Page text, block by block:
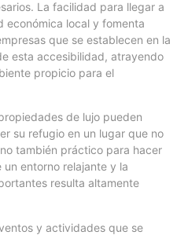
La facilidad para llegar a
económica local y fomenta
que se establecen en la
esta accesibilidad, atrayendo
propicio para el
de lujo pueden
su refugio en un lugar que no
también práctico para hacer
entorno relajante y la
resulta altamente
y actividades que se